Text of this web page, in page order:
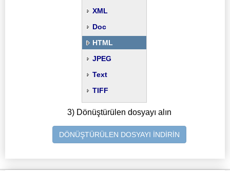
XML
Doc
HTML
JPEG
Text
TIFF
3) Dönüştürülen dosyayı alın
DÖNÜŞTÜRÜLEN DOSYAYI İNDİRİN